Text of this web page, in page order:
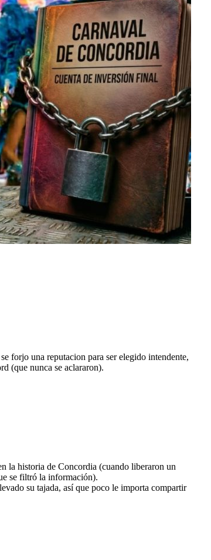
forjo una reputacion para ser elegido intendente,
(que nunca se aclararon).
la historia de Concordia (cuando liberaron un
se filtró la información).
su tajada, así que poco le importa compartir